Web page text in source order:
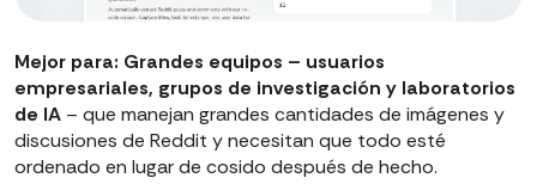
Mejor para: Grandes equipos – usuarios
empresariales, grupos de investigación y laboratorios
de IA – que manejan grandes cantidades de imágenes y
discusiones de Reddit y necesitan que todo esté
ordenado en lugar de cosido después de hecho.